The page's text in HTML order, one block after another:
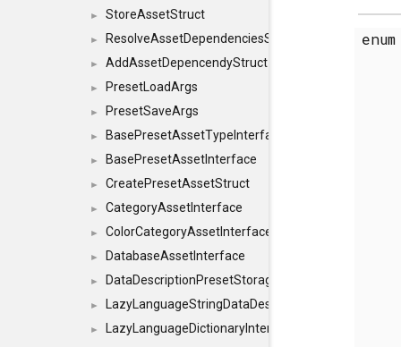
► StoreAssetStruct
► ResolveAssetDependenciesStruct
► AddAssetDepencendyStruct
► PresetLoadArgs
► PresetSaveArgs
► BasePresetAssetTypeInterface
► BasePresetAssetInterface
► CreatePresetAssetStruct
► CategoryAssetInterface
► ColorCategoryAssetInterface
► DatabaseAssetInterface
► DataDescriptionPresetStorageInterface
►
►
LazyLanguageDictionaryInterface